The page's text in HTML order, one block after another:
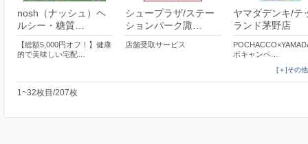
nosh（ナッシュ）ヘ
ルシー・糖質…
【総額5,000円オフ！】健康
的で美味しい宅配…
シュープラザ/ステー
ションパーク諏…
店舗受取サービス
ヤマダデンキ/テ
ランド茅野店
ボキャンペ…
[＋]その
1~32枚目/207枚